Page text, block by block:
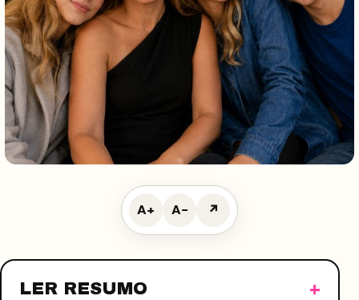
A+ A− ↗
LER RESUMO